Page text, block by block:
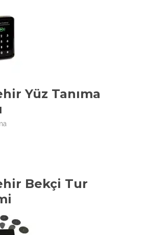
Yüz Tanıma
Bekçi Tur